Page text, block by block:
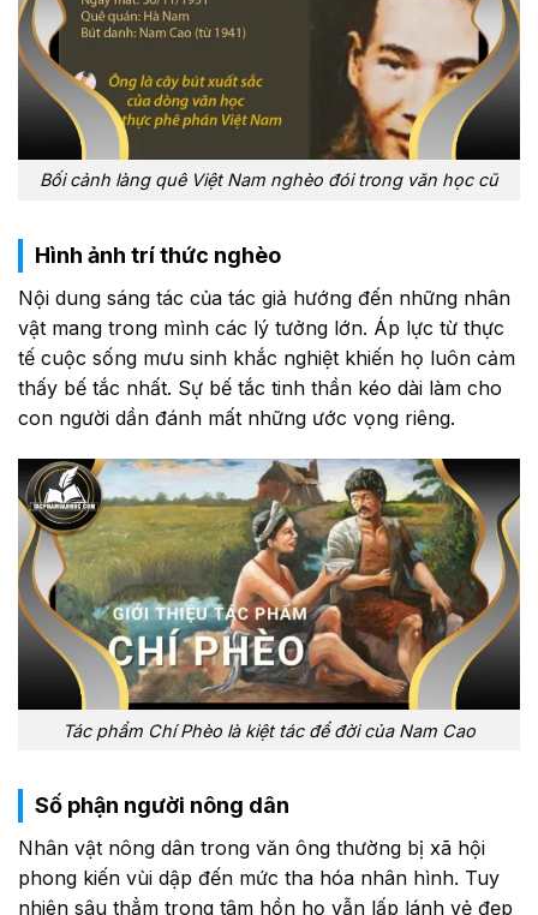
Bối cảnh làng quê Việt Nam nghèo đói trong văn học cũ
Hình ảnh trí thức nghèo
Nội dung sáng tác của tác giả hướng đến những nhân
vật mang trong mình các lý tưởng lớn. Áp lực từ thực
tế cuộc sống mưu sinh khắc nghiệt khiến họ luôn cảm
thấy bế tắc nhất. Sự bế tắc tinh thần kéo dài làm cho
con người dần đánh mất những ước vọng riêng.
Tác phẩm Chí Phèo là kiệt tác để đời của Nam Cao
Số phận người nông dân
Nhân vật nông dân trong văn ông thường bị xã hội
phong kiến vùi dập đến mức tha hóa nhân hình. Tuy
nhiên sâu thẳm trong tâm hồn họ vẫn lấp lánh vẻ đẹp